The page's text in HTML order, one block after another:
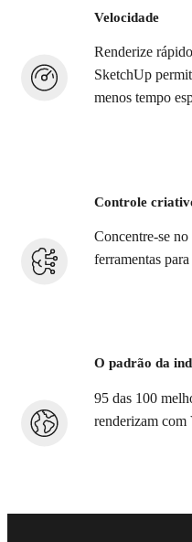
Velocidade
Renderize
SketchUp
menos tempo
Controle
Concentre-se
ferramentas
O padrão da
95 das 100
renderizam com